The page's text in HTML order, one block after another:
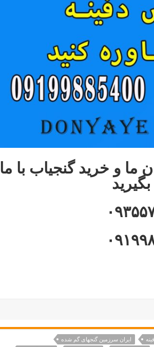
ما و خرید گنجیاب با ما
ایران سرزمین گنجهای گم شده